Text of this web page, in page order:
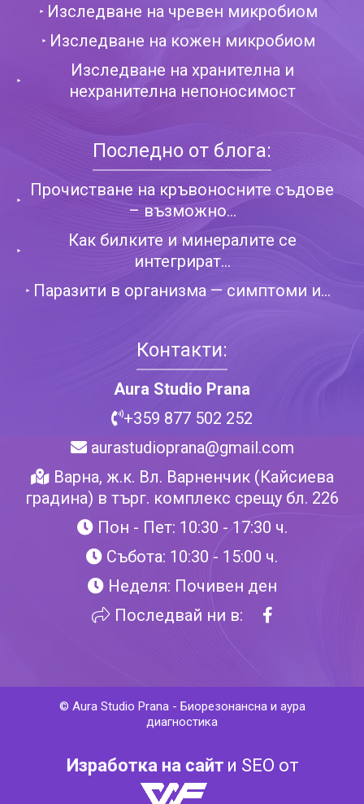
Изследване на чревен микробиом
Изследване на кожен микробиом
Изследване на хранителна и
нехранителна непоносимост
Последно от блога:
Прочистване на кръвоносните съдове
– възможно...
Как билките и минералите се
интегрират...
Паразити в организма — симптоми и...
Контакти:
Aura Studio Prana
+359 877 502 252
aurastudioprana@gmail.com
Варна, ж.к. Вл. Варненчик (Кайсиева
градина) в търг. комплекс срещу бл. 226
Пон - Пет: 10:30 - 17:30 ч.
Събота: 10:30 - 15:00 ч.
Неделя: Почивен ден
Последвай ни в:
© Aura Studio Prana- Биорезонансна и аура
диагностика
Изработка на сайти SEO от